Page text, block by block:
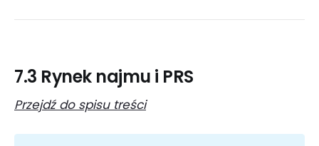
7.3 Rynek najmu i PRS
Przejdź do spisu treści